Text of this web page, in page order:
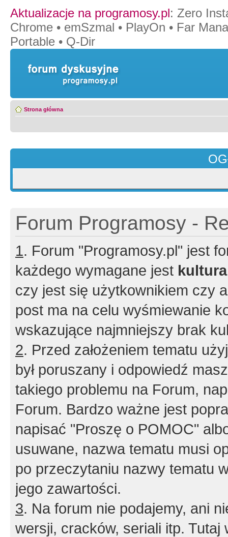
Aktualizacje na programosy.pl: Zero
Chrome • emSzmal • PlayOn • Far
Portable • Q-Dir
Strona główna
Forum Programosy -
1. Forum "Programosy.pl" jest
każdego wymagane jest
czy jest się użytkownikiem czy
post ma na celu wyśmiewanie
wskazujące najmniejszy brak
2. Przed założeniem tematu
był poruszany i odpowiedź
takiego problemu na Forum,
Forum. Bardzo ważne jest
napisać "Proszę o POMOC"
usuwane, nazwa tematu musi
po przeczytaniu nazwy tematu
jego zawartości.
3. Na forum nie podajemy, ani
wersji, cracków, seriali itp. Tutaj